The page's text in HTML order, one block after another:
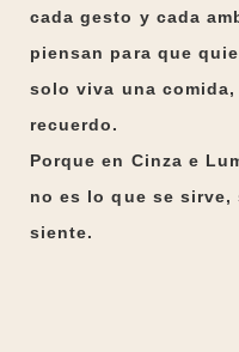
cada gesto y cada
piensan para que
solo viva una
recuerdo.
Porque en Cinza e
no es lo que se sirve,
siente.